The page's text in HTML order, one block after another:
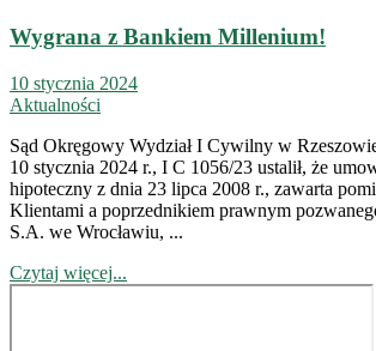
Wygrana z Bankiem Millenium!
10 stycznia 2024
Aktualności
Sąd Okręgowy Wydział I Cywilny w
10 stycznia 2024 r., I C 1056/23 ustalił, że
hipoteczny z dnia 23 lipca 2008 r., zawarta
Klientami a poprzednikiem prawnym
S.A. we Wrocławiu, ...
Czytaj więcej...